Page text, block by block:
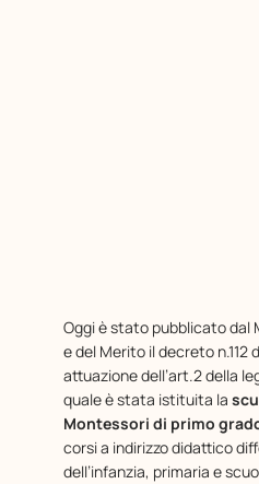
Oggi è stato pubblicato dal
e del Merito il decreto n.112
attuazione dell’art.2 della
quale è stata istituita la
Montessori di primo
corsi a indirizzo didattico
dell’infanzia, primaria e